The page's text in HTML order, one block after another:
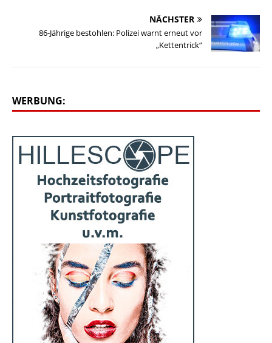
NÄCHSTER
86-Jährige bestohlen: Polizei warnt erneut vor
„Kettentrick“
WERBUNG: